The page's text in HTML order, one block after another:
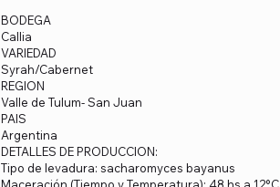
BODEGA
Callia
VARIEDAD
Syrah/Cabernet
REGION
Valle de Tulum- San Juan
PAIS
Argentina
DETALLES DE PRODUCCION:
Tipo de levadura: sacharomyces bayanus